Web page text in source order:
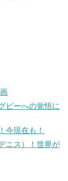
ビーへの覚悟に
今現在も！
ニス）！世界が